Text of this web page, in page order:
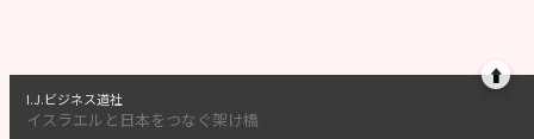
⬆
I.J.ビジネス道社
イスラエルと日本をつなぐ架け橋